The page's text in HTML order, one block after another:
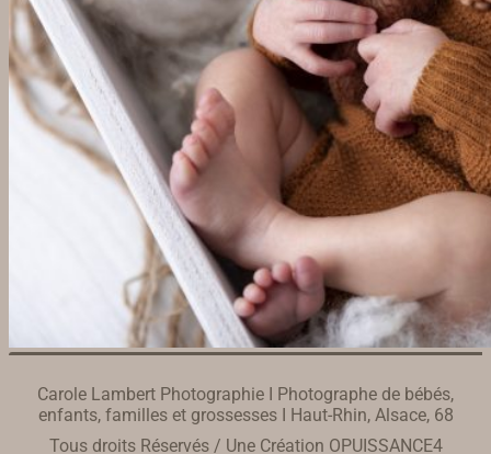
Carole Lambert Photographie I Photographe de bébés,
enfants, familles et grossesses I Haut-Rhin, Alsace, 68
Tous droits Réservés / Une Création OPUISSANCE4